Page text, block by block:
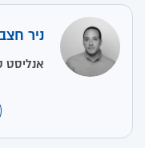
ניר
אנליסט